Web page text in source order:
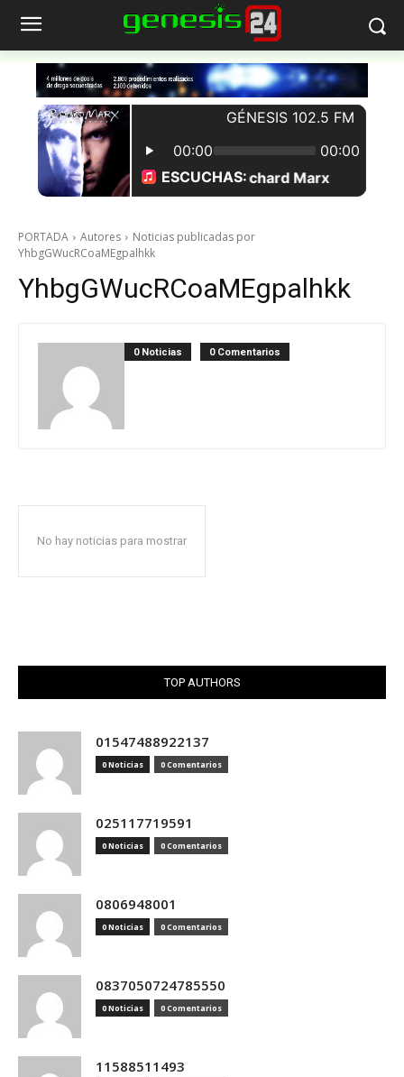
PORTADA Autores
Noticias publicadas por
YhbgGWucRCoaMEgpalhkk
YhbgGWucRCoaMEgpalhkk
0 Noticias 0 Comentarios
No hay noticias para mostrar
TOP AUTHORS
01547488922137
0 Noticias 0 Comentarios
025117719591
0 Noticias 0 Comentarios
0806948001
0 Noticias 0 Comentarios
0837050724785550
0 Noticias 0 Comentarios
11588511493